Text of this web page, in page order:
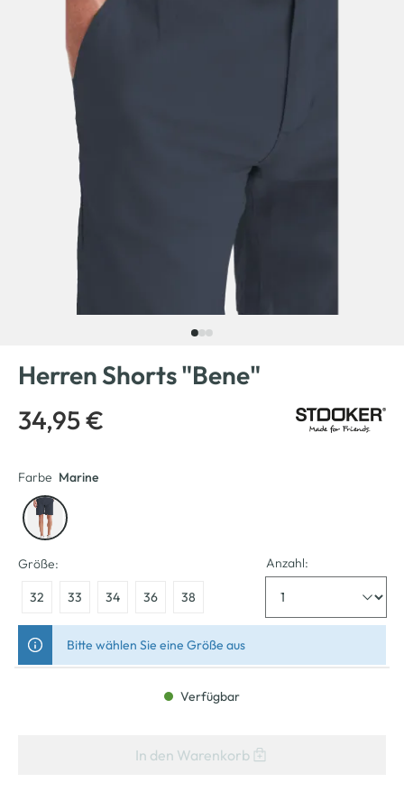
Herren Shorts "Bene"
34,95 €
Farbe Marine
Größe:
32 33 34 36 38
Anzahl:
Bitte wählen Sie eine Größe aus
Verfügbar
In den Warenkorb